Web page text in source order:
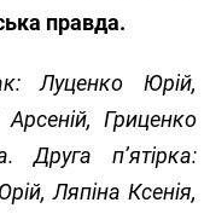
правда.
Луценко Юрій,
Гриценко
Друга п’ятірка:
Ляпіна Ксенія,